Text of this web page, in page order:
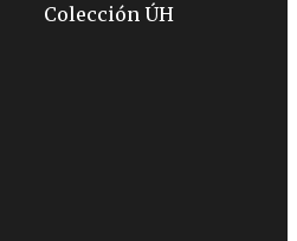
Colección ÚH